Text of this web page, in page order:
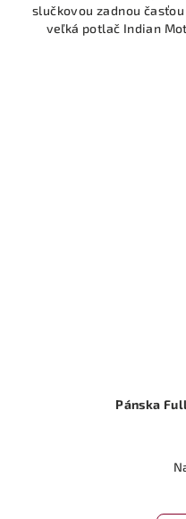
slučkovou zadnou
veľká potlač Indian
Pánska